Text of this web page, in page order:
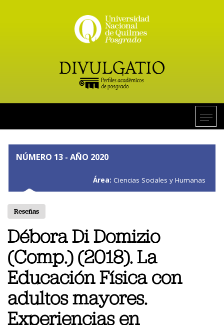
NÚMERO 13 - AÑO 2020
Área: Ciencias Sociales y Humanas
Reseñas
Débora Di Domizio
(Comp.) (2018). La
Educación Física con
adultos mayores.
Experiencias en